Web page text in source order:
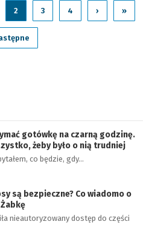
2 3 4 › »
gotówkę na czarną godzinę.
żeby było o nią trudniej
co będzie, gdy…
są bezpieczne? Co wiadomo o
nieautoryzowany dostęp do części